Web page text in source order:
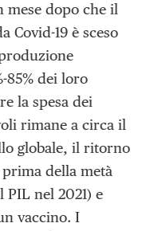
mese dopo che il
Covid-19 è sceso
85% dei loro
la spesa dei
rimane a circa il
globale, il ritorno
della metà
PIL nel 2021) e
vaccino. I